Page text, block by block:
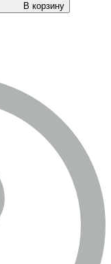
В корзину